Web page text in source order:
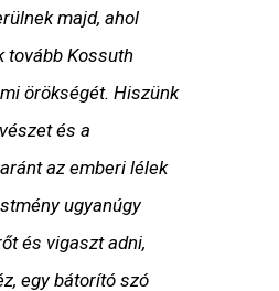
majd, ahol
tovább Kossuth
örökségét. Hiszünk
és a
az emberi lélek
ugyanúgy
és vigaszt adni,
egy bátorító szó